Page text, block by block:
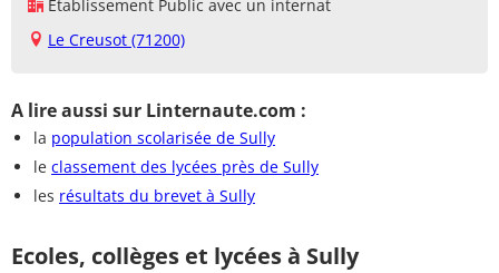
Établissement Public avec un internat
Le Creusot (71200)
A lire aussi sur Linternaute.com :
la population scolarisée de Sully
le classement des lycées près de Sully
les résultats du brevet à Sully
Ecoles, collèges et lycées à Sully